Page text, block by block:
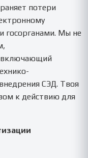
потери
госорганами. Мы не
включающий
СЭД. Твоя
к действию для